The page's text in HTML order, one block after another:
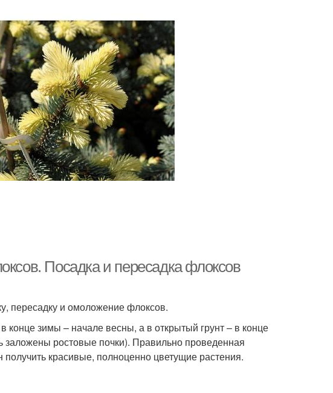
Посадка и пересадка флоксов
пересадку и омоложение флоксов.
зимы – начале весны, а в открытый грунт – в конце
ростовые почки). Правильно проведенная
красивые, полноценно цветущие растения.